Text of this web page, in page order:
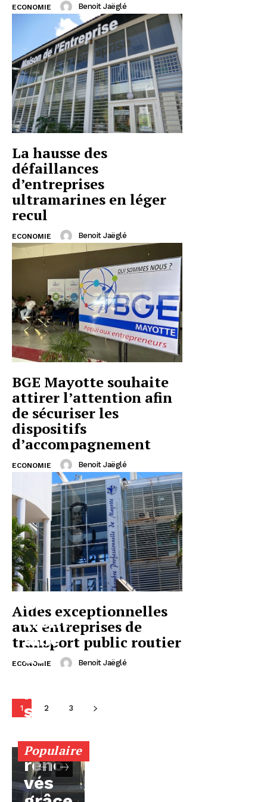
ECONOMIE Benoit Jaëglé
La hausse des
défaillances
d’entreprises
ultramarines en léger
recul
ECONOMIE Benoit Jaëglé
BGE Mayotte souhaite
attirer l’attention afin
de sécuriser les
dispositifs
d’accompagnement
ECONOMIE Benoit Jaëglé
Aides exceptionnelles
aux entreprises de
transport public routier
ECONOMIE Benoit Jaëglé
1 2 3
Populaire
Une
trent
aine
de
s
ôt
réno
vés